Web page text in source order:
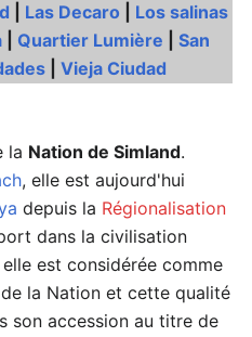
Las Decaro
Los salinas
| Quartier Lumière
San
Vieja Ciudad
la Nation de Simland.
, elle est aujourd'hui
depuis la Régionalisation
dans la civilisation
est considérée comme
la Nation et cette qualité
son accession au titre de